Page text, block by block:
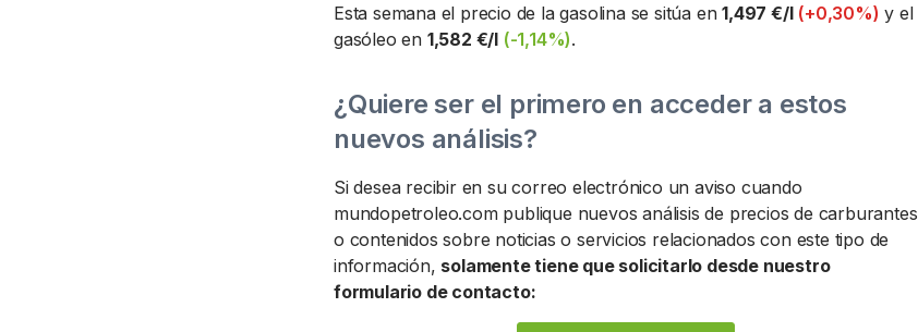
Esta semana el precio de la gasolina se sitúa en1,497 €/l (+0,30%) y el
gasóleo en 1,582 €/l (-1,14%).
¿Quiere ser el primero en acceder a estos
nuevos análisis?
Si desea recibir en su correo electrónico un aviso cuando
mundopetroleo.com publique nuevos análisis de precios de carburantes
o contenidos sobre noticias o servicios relacionados con este tipo de
información, solamente tiene que solicitarlo desde nuestro
formulario de contacto: